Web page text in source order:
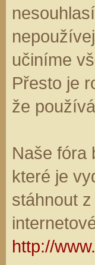
učiníme
Přesto je
že
Naše fóra
které je
stáhnout z
http://